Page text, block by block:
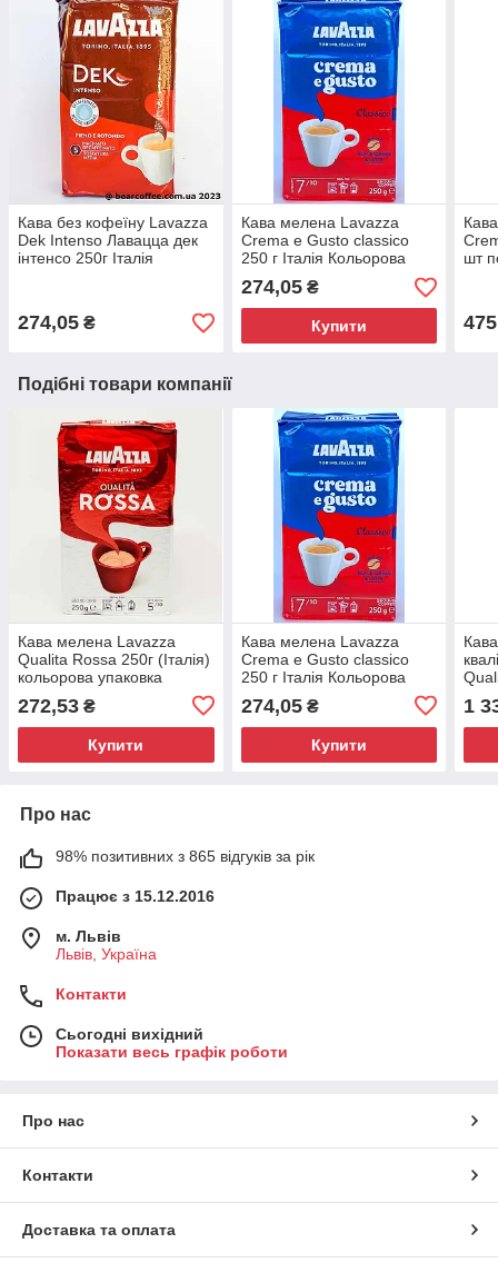
Кава без кофеїну Lavazza
Dek Intenso Лавацца дек
інтенсо 250г Італія
274,05 ₴
Кава мелена Lavazza
Crema e Gusto classico
250 г Італія Кольорова
упаковка
274,05₴
Купити
шт
Подібні товари компанії
Кава мелена Lavazza
Qualita Rossa 250г (Італія)
кольорова упаковка
272,53 ₴
Купити
Кава мелена Lavazza
Crema e Gusto classico
250 г Італія Кольорова
274,05₴
Купити
1
Про нас
98% позитивних з 865 відгуків за рік
Працює з 15.12.2016
м. Львів
Львів, Україна
Контакти
Сьогодні вихідний
Показати весь графік роботи
Про нас
Контакти
Доставка та оплата